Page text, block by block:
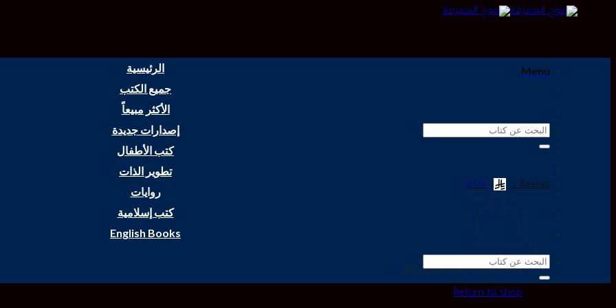
Menu
Search
Basket /
0.00
No products in the basket.
Return to shop
الرئيسية
جميع الكتب
الأكثر مبيعاً
إصدارات جديدة
كتب الأطفال
تطوير الذات
روايات
كتب إسلامية
English Books
Search